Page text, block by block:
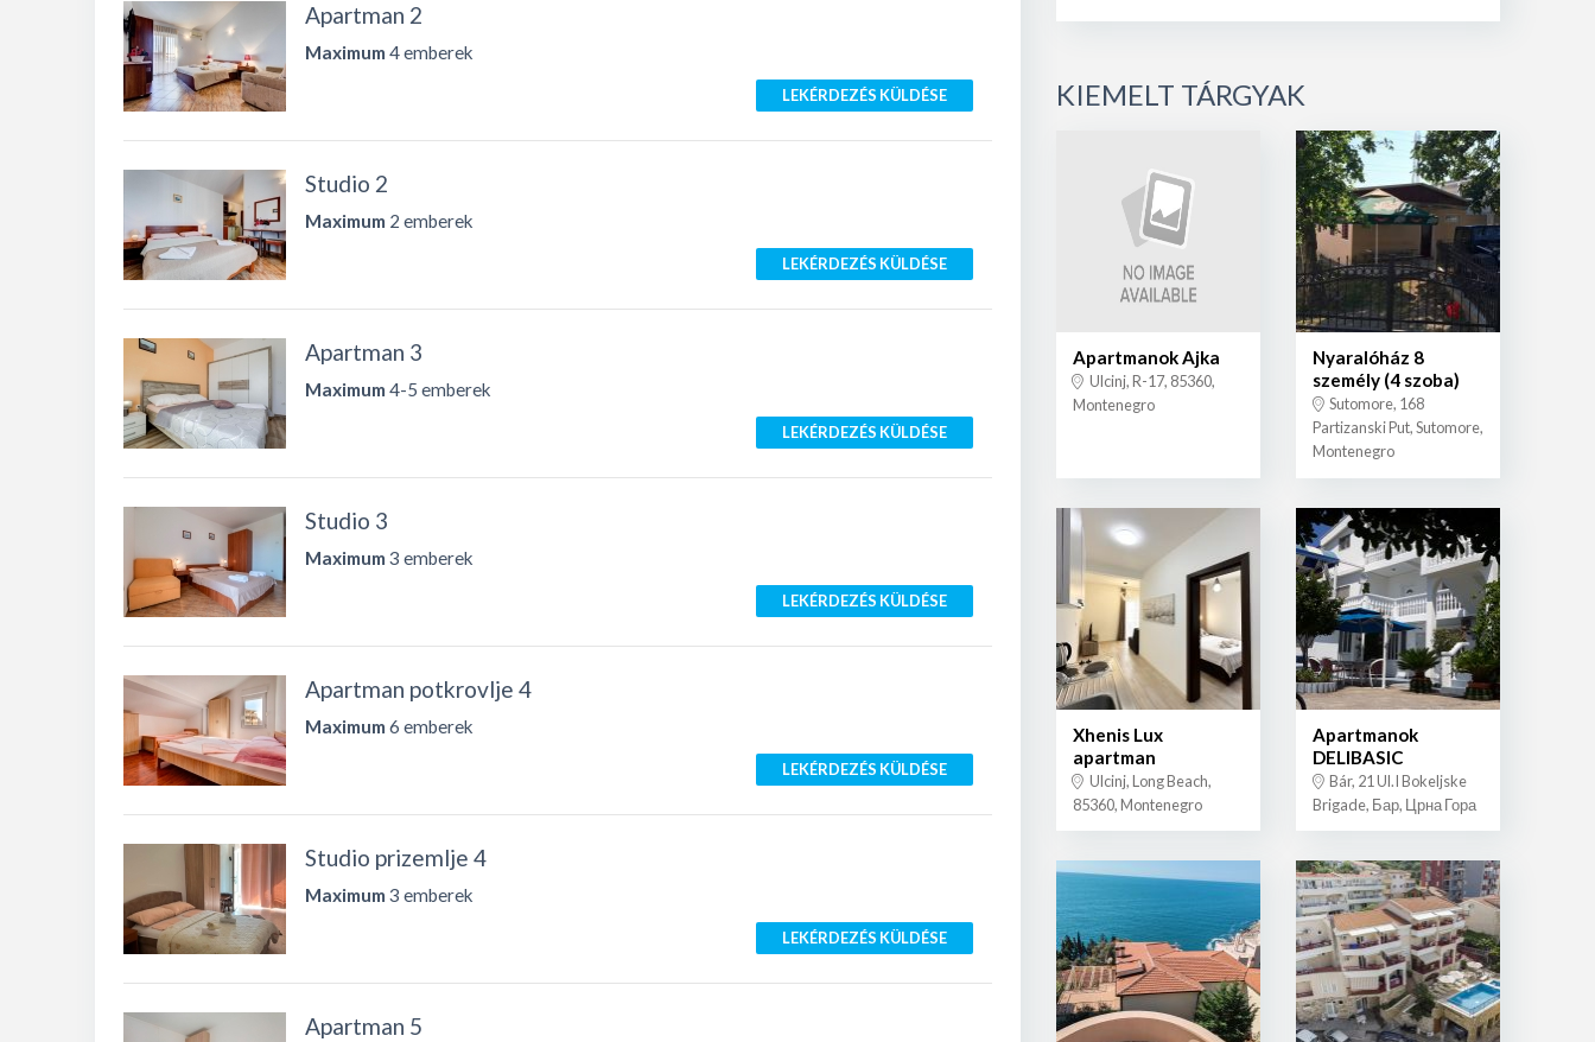
Apartman 2
Maximum 4 emberek
LEKÉRDEZÉS KÜLDÉSE
Studio 2
Maximum 2 emberek
LEKÉRDEZÉS KÜLDÉSE
Apartman 3
Maximum 4-5 emberek
LEKÉRDEZÉS KÜLDÉSE
Studio 3
Maximum 3 emberek
LEKÉRDEZÉS KÜLDÉSE
Apartman potkrovlje 4
Maximum 6 emberek
LEKÉRDEZÉS KÜLDÉSE
Studio prizemlje 4
Maximum 3 emberek
LEKÉRDEZÉS KÜLDÉSE
Apartman 5
KIEMELT TÁRGYAK
Apartmanok Ajka
Ulcinj, R-17, 85360,
Montenegro
Nyaralóház 8
személy (4 szoba)
Sutomore, 168
Partizanski Put, Sutomore,
Montenegro
Xhenis Lux
apartman
Ulcinj, Long Beach,
85360, Montenegro
Apartmanok
DELIBASIC
Bár, 21 Ul.I Bokeljske
Brigade, Бар, Црна Гора